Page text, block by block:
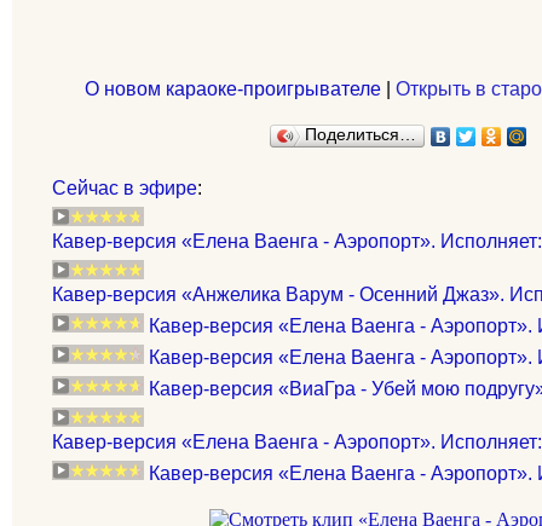
О новом караоке-проигрывателе| Открыть в
Поделиться…
Сейчас в эфире:
Кавер-версия «Елена Ваенга - Аэропорт».
Кавер-версия «Анжелика Варум - Осенний Джаз».
Кавер-версия «Елена Ваенга - Аэропорт».
Кавер-версия «Елена Ваенга -
Кавер-версия «ВиаГра - Убей мою
Кавер-версия «Елена Ваенга - Аэропорт».
Кавер-версия «Елена Ваенга - Аэропорт».